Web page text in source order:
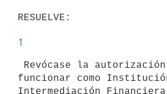
1
funcionar como
Intermediación